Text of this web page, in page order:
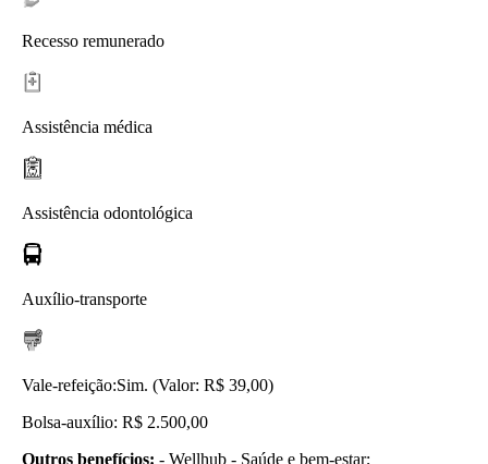
Recesso remunerado
Assistência médica
Assistência odontológica
Auxílio-transporte
Vale-refeição:Sim. (Valor: R$ 39,00)
Bolsa-auxílio: R$ 2.500,00
Outros benefícios: - Wellhub - Saúde e bem-estar;